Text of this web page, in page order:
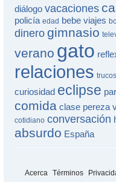
diálogo vacaciones
policía edad bebe viajes
dinero gimnasio
verano gato
relaciones trucos
curiosidad eclipse
comida clase pereza
cotidiano conversación
absurdo España
Acerca Términos